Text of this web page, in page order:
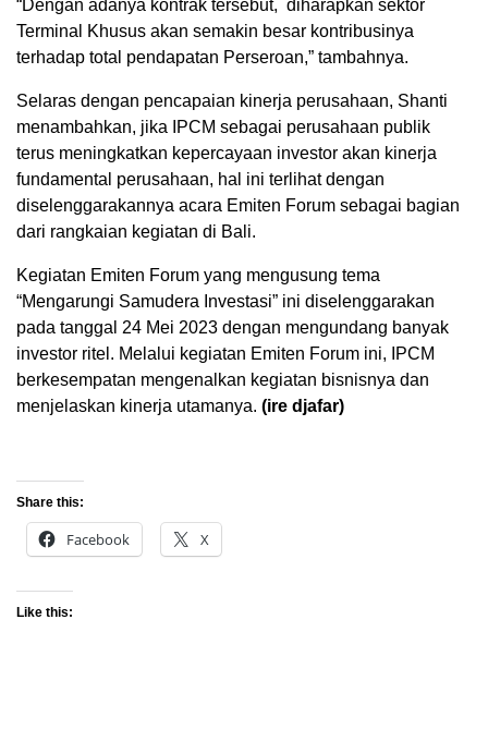
“Dengan adanya kontrak tersebut, diharapkan sektor
Terminal Khusus akan semakin besar kontribusinya
terhadap total pendapatan Perseroan,” tambahnya.
Selaras dengan pencapaian kinerja perusahaan, Shanti
menambahkan, jika IPCM sebagai perusahaan publik
terus meningkatkan kepercayaan investor akan kinerja
fundamental perusahaan, hal ini terlihat dengan
diselenggarakannya acara Emiten Forum sebagai bagian
dari rangkaian kegiatan di Bali.
Kegiatan Emiten Forum yang mengusung tema
“Mengarungi Samudera Investasi” ini diselenggarakan
pada tanggal 24 Mei 2023 dengan mengundang banyak
investor ritel. Melalui kegiatan Emiten Forum ini, IPCM
berkesempatan mengenalkan kegiatan bisnisnya dan
menjelaskan kinerja utamanya. (ire djafar)
Share this:
Facebook X
Like this: